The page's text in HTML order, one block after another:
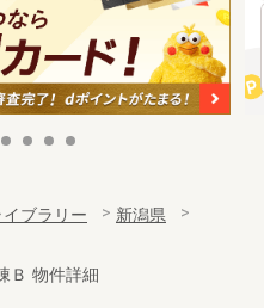
ブラリー
新潟県
Ｂ 物件詳細